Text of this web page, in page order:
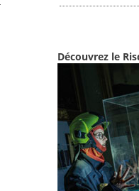
Découvrez le